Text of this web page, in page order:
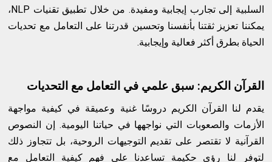
السلبية إلى تجارب إيجابية ومفيدة. من خلال تطبيق تقنيات NLP،
يمكننا تعزيز ثقتنا بأنفسنا وتحسين قدرتنا على التعامل مع تحديات
الحياة بطرق أكثر فعالية وإيجابية.
القرآن الكريم: سبق علمي في التعامل مع التحديات
يقدم لنا القرآن الكريم دروسًا غنية وعميقة في كيفية مواجهة
الأزمات والصعوبات التي نواجهها في حياتنا اليومية. إن النصوص
القرآنية لا تقتصر على تقديم التوجيهات الروحية، بل تتجاوز ذلك
لتوفر لنا رؤى حكيمة تساعدنا على فهم كيفية التعامل مع